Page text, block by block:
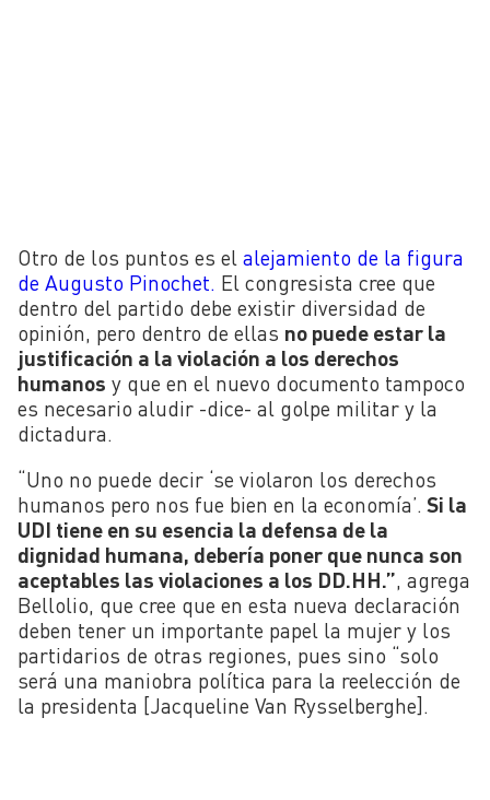
Otro de los puntos es el alejamiento de la figura
de Augusto Pinochet. El congresista cree que
dentro del partido debe existir diversidad de
opinión, pero dentro de ellas no puede estar la
justificación a la violación a los derechos
humanos y que en el nuevo documento tampoco
es necesario aludir -dice- al golpe militar y la
dictadura.
“Uno no puede decir ‘se violaron los derechos
humanos pero nos fue bien en la economía’. Si la
UDI tiene en su esencia la defensa de la
dignidad humana, debería poner que nunca son
aceptables las violaciones a los DD.HH.”, agrega
Bellolio, que cree que en esta nueva declaración
deben tener un importante papel la mujer y los
partidarios de otras regiones, pues sino “solo
será una maniobra política para la reelección de
la presidenta [Jacqueline Van Rysselberghe].